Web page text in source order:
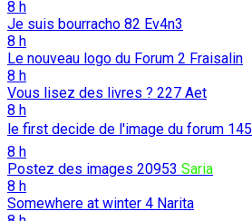
8 h
Je suis bourracho 82 Ev4n3
8 h
Le nouveau logo du Forum 2 Fraisalin
8 h
Vous lisez des livres ? 227 Aet
8 h
le first decide de l'image du forum 145
8 h
Postez des images 20953 Saria
8 h
Somewhere at winter 4 Narita